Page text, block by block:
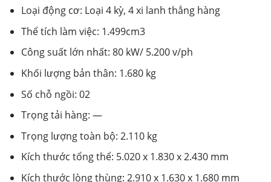
Loại động cơ: Loại 4 kỳ, 4 xi lanh thẳng hàng
Thể tích làm việc: 1.499cm3
Công suất lớn nhất: 80 kW/ 5.200 v/ph
Khối lượng bản thân: 1.680 kg
Số chỗ ngồi: 02
Trọng tải hàng: —
Trọng lượng toàn bộ: 2.110 kg
Kích thước tổng thể: 5.020 x 1.830 x 2.430 mm
Kích thước lòng thùng: 2.910 x 1.630 x 1.680 mm